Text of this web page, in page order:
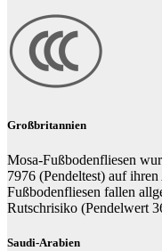
Großbritannien
Mosa-Fußbodenfliesen
7976 (Pendeltest) auf
Fußbodenfliesen fallen
Rutschrisiko (Pendelwert
Saudi-Arabien